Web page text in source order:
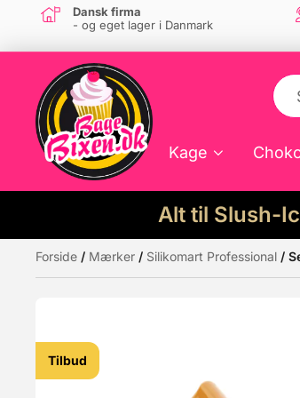
Dansk firma
- og eget lager i Danmark
Kage
Alt til Slush-
Måske kunne nogle af disse
Tilbud
Forside / Mærker / Silikomart Professional /
Tilbud